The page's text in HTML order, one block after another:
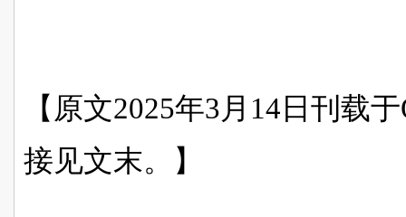
【原文2025年3月14日刊载
接见文末。】